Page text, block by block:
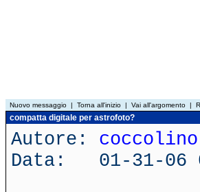
Nuovo messaggio | Torna all'inizio | Vai all'argomento |
compatta digitale per astrofoto?
Autore: coccolino
Data: 01-31-06